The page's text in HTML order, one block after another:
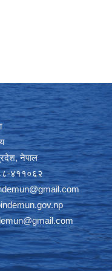
नेपाल
४११०६२